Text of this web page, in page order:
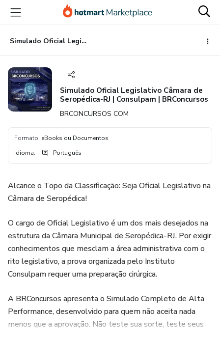
para
conteúdo
principal
para
pagamento
para
rodapé
Simulado Oficial Legislativo Câmara de Seropédica-RJ | Consulpam | BRConcursos
Simulado Oficial Legislativo Câmara de
Seropédica-RJ | Consulpam | BRConcursos
BRCONCURSOS COM
Formato: eBooks ou Documentos
Idioma: Português
Alcance o Topo da Classificação: Seja Oficial Legislativo na
Câmara de Seropédica!
O cargo de Oficial Legislativo é um dos mais desejados na
estrutura da Câmara Municipal de Seropédica-RJ. Por exigir
conhecimentos que mesclam a área administrativa com o
rito legislativo, a prova organizada pelo Instituto
Consulpam requer uma preparação cirúrgica.
A BRConcursos apresenta o Simulado Completo de Alta
Performance, desenvolvido para quem não aceita nada
menos que a aprovação. Não teste sua sorte, teste seus